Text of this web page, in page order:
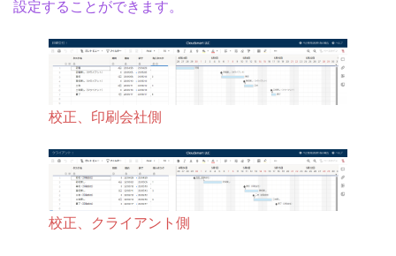
設定することができます。
校正、印刷会社側
校正、クライアント側